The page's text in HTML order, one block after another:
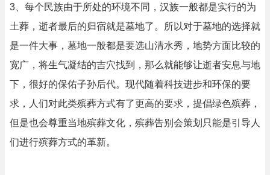
3、每个民族由于所处的环境不同，汉族一般都是实行的为
土葬，逝者最后的归宿就是墓地了。所以对于墓地的选择就
是一件大事，墓地一般都是要选山清水秀，地势方面比较的
宽广，将生气凝结的吉穴找到，那么就能够让逝者安息与地
下，很好的保佑子孙后代。现代随着科技进步和环保的要
求，人们对此类殡葬方式有了更高的要求，提倡绿色殡葬，
但是也会尊重当地殡葬文化，殡葬告别会策划只能是引导人
们进行殡葬方式的革新。